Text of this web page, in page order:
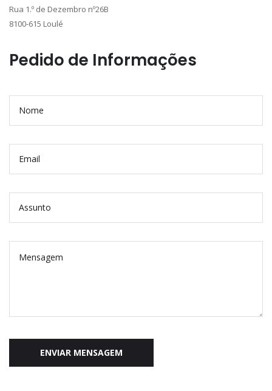
Rua 1.º de Dezembro nº26B
8100-615 Loulé
Pedido de Informações
ENVIAR MENSAGEM